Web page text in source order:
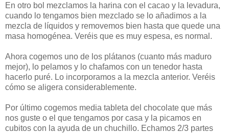
En otro bol mezclamos la harina con el cacao y la levadura,
cuando lo tengamos bien mezclado se lo añadimos a la
mezcla de líquidos y removemos bien hasta que quede una
masa homogénea. Veréis que es muy espesa, es normal.
Ahora cogemos uno de los plátanos (cuanto más maduro
mejor), lo pelamos y lo chafamos con un tenedor hasta
hacerlo puré. Lo incorporamos a la mezcla anterior. Veréis
cómo se aligera considerablemente.
Por último cogemos media tableta del chocolate que más
nos guste o el que tengamos por casa y la picamos en
cubitos con la ayuda de un chuchillo. Echamos 2/3 partes